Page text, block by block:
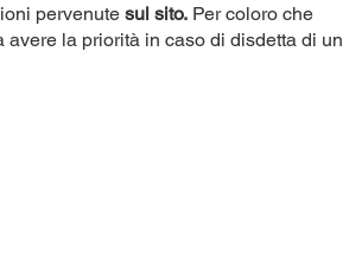
pervenute sul sito.Per coloro che
la priorità in caso di disdetta di un